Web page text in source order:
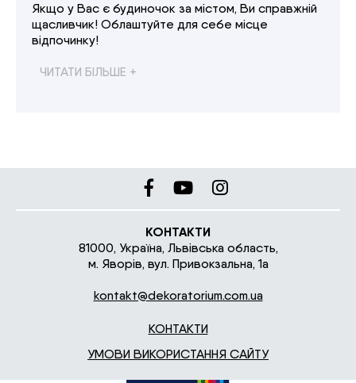
Якщо у Вас є будиночок за містом, Ви справжній
щасливчик! Облаштуйте для себе місце
відпочинку!
ЧИТАТИ БІЛЬШЕ +
КОНТАКТИ
81000, Україна, Львівська область,
м. Яворів, вул. Привокзальна, 1а
kontakt@dekoratorium.com.ua
КОНТАКТИ
УМОВИ ВИКОРИСТАННЯ САЙТУ